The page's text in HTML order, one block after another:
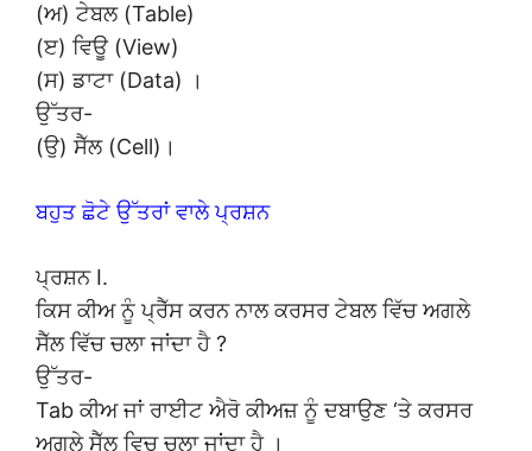
(ਅ) ਟੇਬਲ (Table)
(ੲ) ਵਿਊ (View)
(ਸ) ਡਾਟਾ (Data) ।
ਉੱਤਰ-
(ਉ) ਸੈੱਲ (Cell)।
ਬਹੁਤ ਛੋਟੇ ਉੱਤਰਾਂ ਵਾਲੇ ਪ੍ਰਸ਼ਨ
ਪ੍ਰਸ਼ਨ I.
ਕਿਸ ਕੀਅ ਨੂੰ ਪ੍ਰੈੱਸ ਕਰਨ ਨਾਲ ਕਰਸਰ ਟੇਬਲ ਵਿੱਚ ਅਗਲੇ
ਸੈੱਲ ਵਿੱਚ ਚਲਾ ਜਾਂਦਾ ਹੈ ?
ਉੱਤਰ-
Tab ਕੀਅ ਜਾਂ ਰਾਈਟ ਐਰੋ ਕੀਅਜ਼ ਨੂੰ ਦਬਾਉਣ ‘ਤੇ ਕਰਸਰ
ਅਗਲੇ ਸੈੱਲ ਵਿਚ ਚਲਾ ਜਾਂਦਾ ਹੈ ।